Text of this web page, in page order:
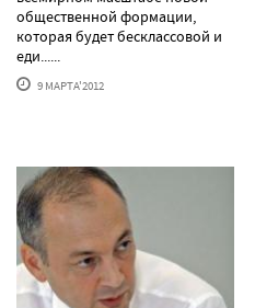
общественной формации,
которая будет бесклассовой и
еди......
9 МАРТА'2012